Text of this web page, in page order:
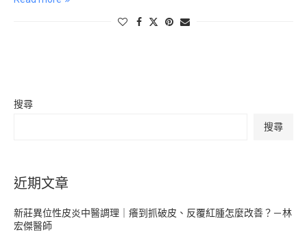
搜尋
搜尋
近期文章
新莊異位性皮炎中醫調理｜癢到抓破皮、反覆紅腫怎麼改善？－林
宏傑醫師